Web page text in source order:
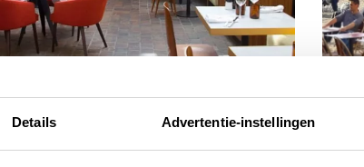
Details Advertentie-instellingen